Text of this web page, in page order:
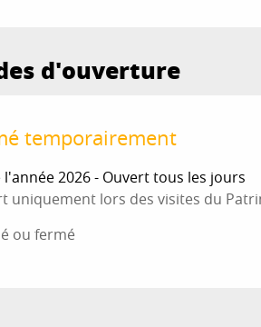
d'ouverture
temporairement
l'année 2026 - Ouvert tous les jours
uniquement lors des visites du
ou fermé